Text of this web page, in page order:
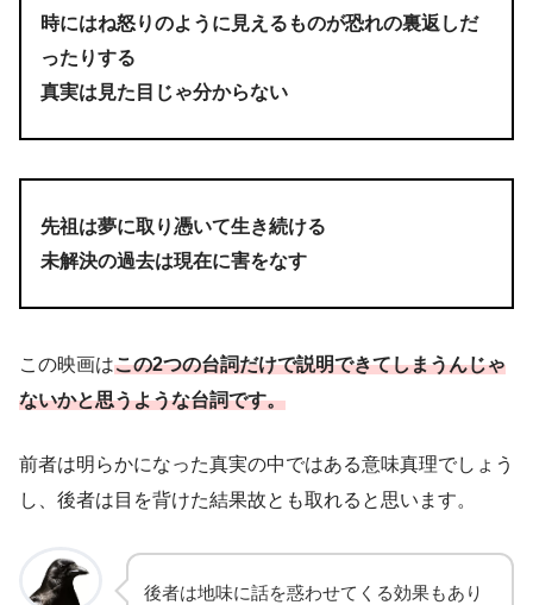
実際にはヴェロニカ視点が過去、エデン視
点が現在という構成で見事でしたね。
時にはね怒りのように見えるものが恐れの裏返しだ
ったりする
真実は見た目じゃ分からない
先祖は夢に取り憑いて生き続ける
未解決の過去は現在に害をなす
この映画はこの2つの台詞だけで説明できてしまうんじゃ
ないかと思うような台詞です。
前者は明らかになった真実の中ではある意味真理でしょう
し、後者は目を背けた結果故とも取れると思います。
後者は地味に話を惑わせてくる効果もあり